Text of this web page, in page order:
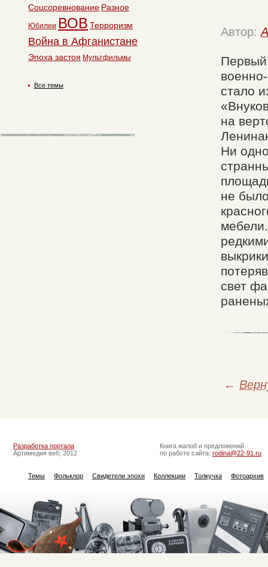
Автор:
стало
на
Ни
не
свет
←
Соцсоревнование Разное
Юбилеи ВОВ Терроризм
Война в Афганистане
Эпоха застоя Мультфильмы
Все темы
Разработка портала
Артимедия веб, 2012
Книга жалоб и предложений
по работе сайта: rodina@22-91.ru
Темы Фольклор Свидетели эпохи Коллекции Толкучка Фотоархив